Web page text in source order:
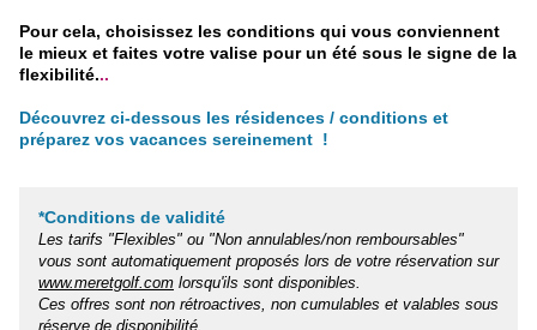
Pour cela, choisissez les conditions qui vous conviennent
le mieux et faites votre valise pour un été sous le signe de la
flexibilité...
Découvrez ci-dessous les résidences / conditions et
préparez vos vacances sereinement !
*Conditions de validité
Les tarifs "Flexibles" ou "Non annulables/non remboursables"
vous sont automatiquement proposés lors de votre réservation sur
www.meretgolf.com lorsqu'ils sont disponibles.
Ces offres sont non rétroactives, non cumulables et valables sous
réserve de disponibilité